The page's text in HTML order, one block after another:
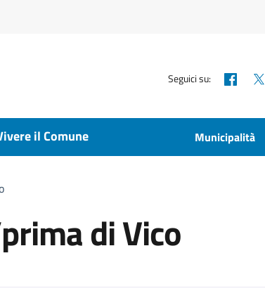
Seguici su:
il Comune Municipalità
di Vico